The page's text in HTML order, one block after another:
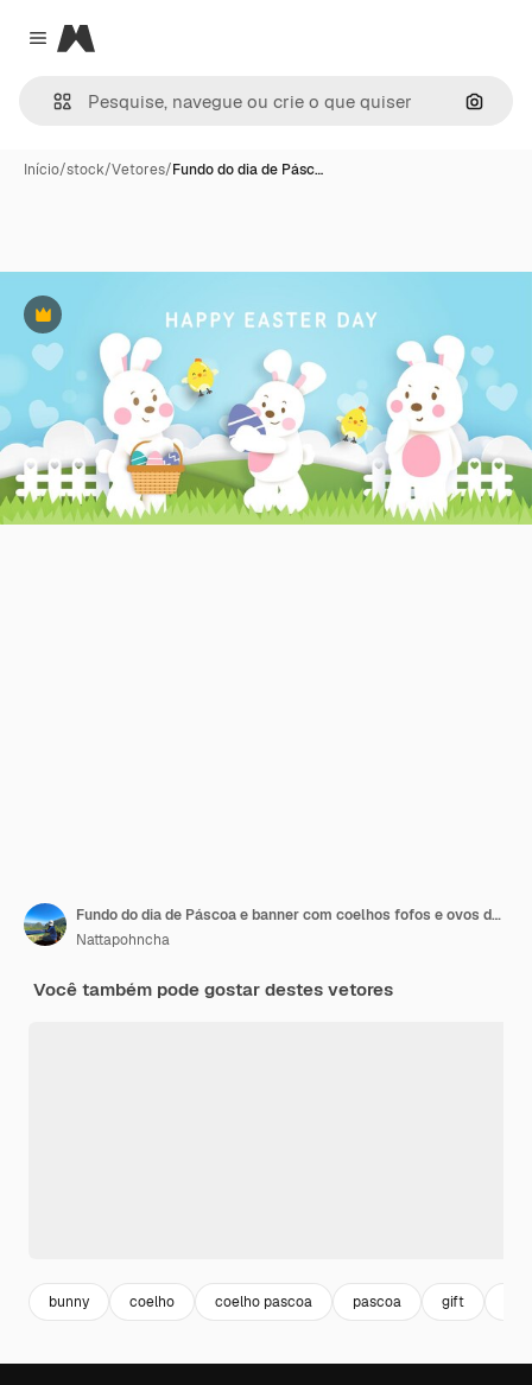
Close menu
Magnific
Início/stock/Vetores/Fundo do dia de Pásc…
Premium
Fundo do dia de Páscoa e banner com coelhos fofos e ovos de Páscoa
Nattapohncha
Você também pode gostar destes vetores
bunny coelho coelho pascoa pascoa gift